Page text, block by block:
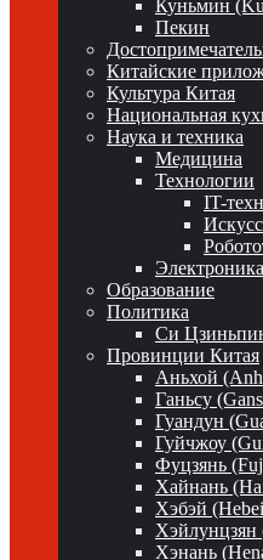
Куньмин
Пекин
Китайские
Культура Китая
Национальная
Наука и техника
Медицина
Технологии
IT-
Электроника
Образование
Политика
Си
Провинции Китая
Аньхой
Ганьсу
Гуандун
Гуйчжоу
Фуцзянь
Хайнань
Хэбэй
Хэйлунцзян
Хэнань